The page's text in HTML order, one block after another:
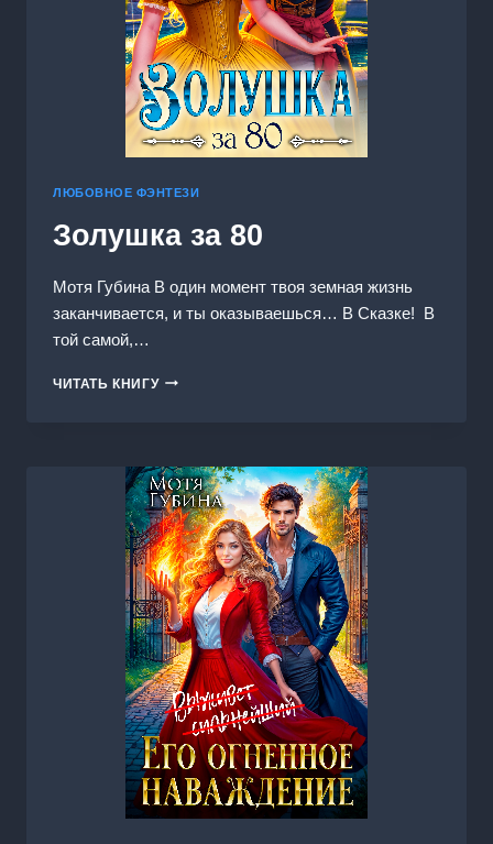
ЛЮБОВНОЕ ФЭНТЕЗИ
Золушка за 80
Мотя Губина В один момент твоя земная жизнь
заканчивается, и ты оказываешься… В Сказке! В
той самой,…
ЧИТАТЬ КНИГУЗОЛУШКА